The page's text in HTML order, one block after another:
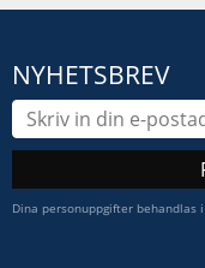
NYHETSBREV
Dina personuppgifter behandlas